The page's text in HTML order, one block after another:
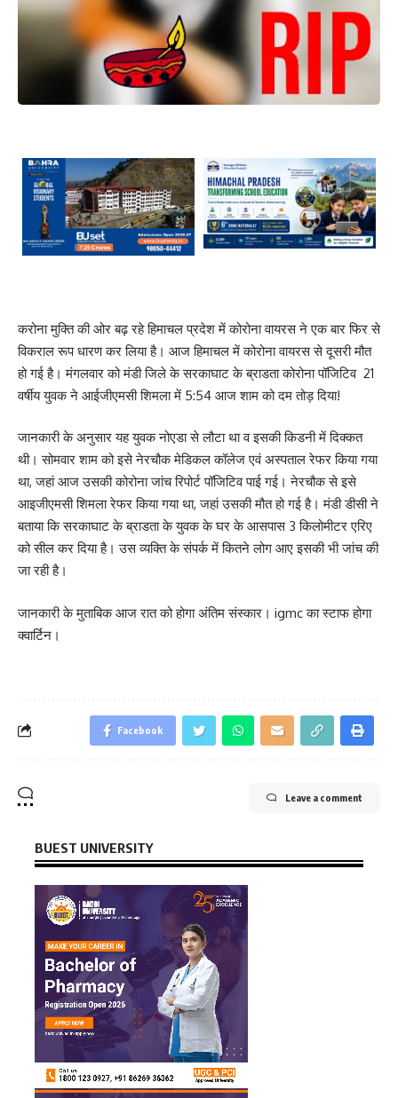
करोना मुक्ति की ओर बढ़ रहे हिमाचल प्रदेश में कोरोना वायरस ने एक बार फिर से
विकराल रूप धारण कर लिया है। आज हिमाचल में कोरोना वायरस से दूसरी मौत
हो गई है। मंगलवार को मंडी जिले के सरकाघाट के ब्राडता कोरोना पॉजिटिव 21
वर्षीय युवक ने आईजीएमसी शिमला में 5:54 आज शाम को दम तोड़ दिया!
जानकारी के अनुसार यह युवक नोएडा से लौटा था व इसकी किडनी में दिक्कत
थी। सोमवार शाम को इसे नेरचौक मेडिकल कॉलेज एवं अस्पताल रेफर किया गया
था, जहां आज उसकी कोरोना जांच रिपोर्ट पॉजिटिव पाई गई। नेरचौक से इसे
आइजीएमसी शिमला रेफर किया गया था, जहां उसकी मौत हो गई है। मंडी डीसी ने
बताया कि सरकाघाट के ब्राडता के युवक के घर के आसपास 3 किलोमीटर एरिए
को सील कर दिया है। उस व्यक्ति के संपर्क में कितने लोग आए इसकी भी जांच की
जा रही है।
जानकारी के मुताबिक आज रात को होगा अंतिम संस्कार। igmc का स्टाफ होगा
क्वार्टिन।
Facebook
Leave a comment
BUEST UNIVERSITY